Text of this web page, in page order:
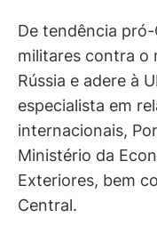
De tendência
militares contra o
Rússia e adere à
especialista em
internacionais,
Ministério da
Exteriores, bem
Central.